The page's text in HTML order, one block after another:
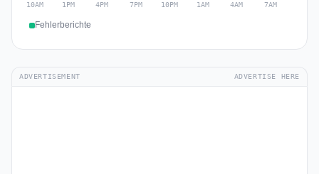
Fehlerberichte
ADVERTISEMENT ADVERTISE HERE